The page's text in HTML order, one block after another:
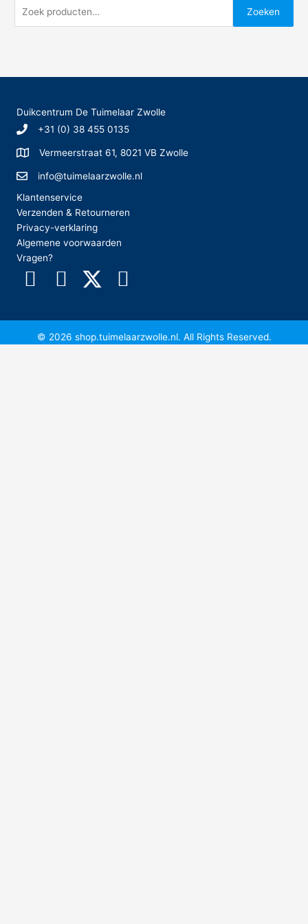
e
n
a
a
r
Zoeken
Duikcentrum De Tuimelaar Zwolle
+31 (0) 38 455 0135
Vermeerstraat 61, 8021 VB Zwolle
info@tuimelaarzwolle.nl
Klantenservice
Verzenden & Retourneren
Privacy-verklaring
Algemene voorwaarden
Vragen?
© 2026 shop.tuimelaarzwolle.nl. All Rights Reserved.